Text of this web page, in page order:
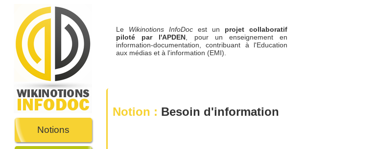
Notions
Le Wikinotions InfoDoc est un projet collaboratif
piloté par l'APDEN, pour un enseignement en
information-documentation, contribuant à l'Education
aux médias et à l'information (EMI).
Notion : Besoin d'information